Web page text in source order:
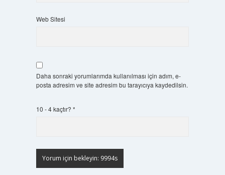
Web Sitesi
Daha sonraki yorumlarımda kullanılması için adım, e-
posta adresim ve site adresim bu tarayıcıya kaydedilsin.
10 - 4 kaçtır? *